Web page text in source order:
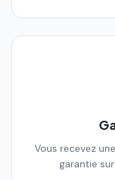
Vous recevez
garantie